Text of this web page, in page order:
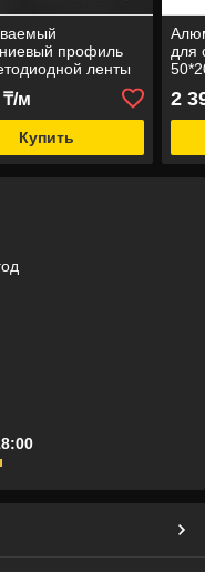
профиль
ленты
м
Купить
для
2